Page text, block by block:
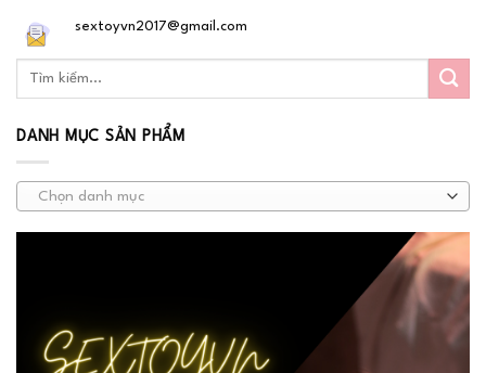
sextoyvn2017@gmail.com
DANH MỤC SẢN PHẨM
Chọn danh mục